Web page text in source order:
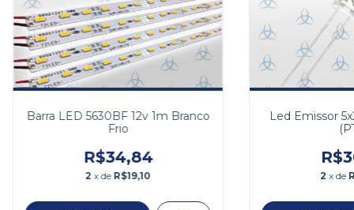
Barra LED 5630BF 12v 1m Branco
Frio
R$34,84
2 x de R$19,10
Led Emissor
2 x de